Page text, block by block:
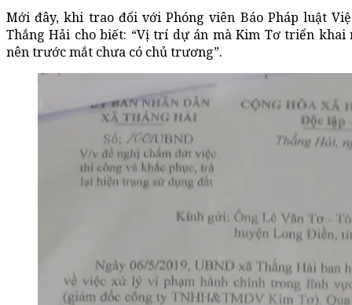
Mới đây, khi trao đổi với Phóng viên Báo Pháp luật
Thắng Hải cho biết: “Vị trí dự án mà Kim Tơ triển
nên trước mắt chưa có chủ trương”.